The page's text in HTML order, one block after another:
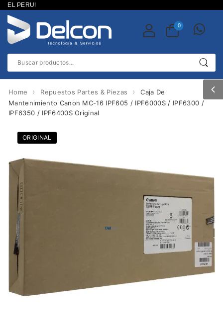
PERU!
0
Home › Repuestos Partes & Piezas ›
Caja De
Mantenimiento Canon MC-16 IPF605 / IPF6000S / IPF6300 /
IPF6350 / IPF6400S Original
ORIGINAL